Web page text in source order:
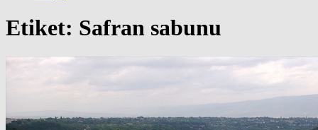
Etiket: Safran sabunu